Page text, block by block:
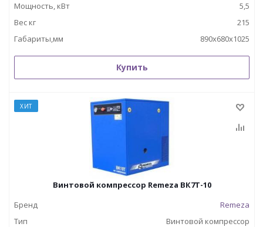
Мощность, кВт
5,5
Вес кг
215
Габариты,мм
890х680х1025
Купить
ХИТ
Винтовой компрессор Remeza ВК7Т-10
Бренд
Remeza
Тип
Винтовой компрессор